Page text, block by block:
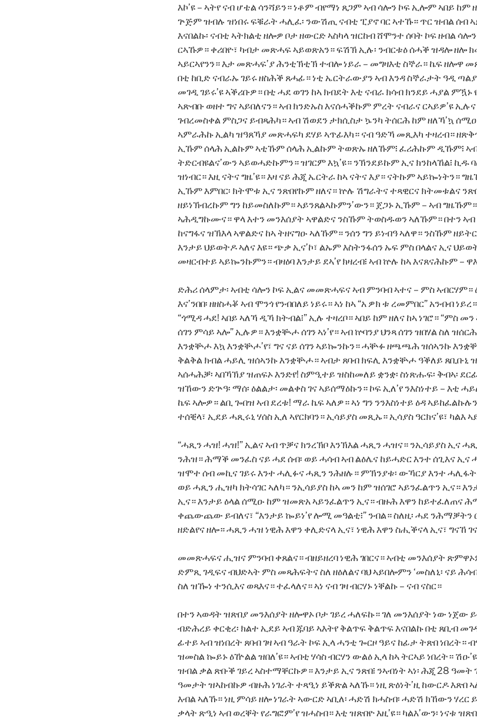
እኮ’ዩ – ኣትየ ናብ ሆቴል ሳንሻይን። ነቶም ብየማነ ጸጋም ኣብ ሳሎን ኮፍ ኢሎም ኣበይ ከም
ጕጅም ዝብሉ ዝነበሩ ፍቑራት ሓሊፈ፡ ንውሽጢ ናብቲ ፒያኖ ባር ኣተኹ። ጥር ዝብል ሰብ
እናበልኩ፡ ናብቲ ኣትክልቲ ዘሎዎ ቦታ ዘውርድ ኣስካላ ዝርከብ ሸሞንተ ሰባት ኮፍ ዘብል
ርኣኹዎ። ቀሪበዮ፣ ካብታ መጽሓፍ ኣይወጽአን። ፍሽኽ ኢሉ፡ ንብርቱዕ ሰሓቕ ዝዳሎ ዘሎ
ኣይርኣየንን። እታ መጽሓፍ’ያ ሕንቲኽቲኽ ተብሎ ነይራ – መግዛእቲ ስኞራ። ኬፍ ዘሎዋ
በቲ ከቢድ ናብራኡ ገይሩ ዘስሕቕ ጸሓፊ። ነቲ ኤርትራውያን ኣብ እንዳ ስኞራታት ዓዲ
መገዲ ገይሩ’ዩ ኣቕሪቡዎ። በቲ ሓደ ወገን ከኣ ክብደት እቲ ናብራ ክሳብ ክንደይ ሓያል ምዃኑ
ኣጽብቡ ወዘተ ግና ኣይበለናን። ኣብ ክንድኡስ እናሰሓቕኩም ምረት ናብራና ርኣይዎ’ዩ
ገብረመስቀል ምስጋና ይብጻሕካ። ኣብ ሽወደን ታክሲስታ ኴንካ ትሰርሕ ከም ዘለኻ’ኳ ሰሚዐ
ኣምራሕኩ ኢልካ ዝዓጸኻያ መጽሓፍካ ደሃይ ኣጥፊእካ። ናብ ዓድኻ መጺእካ ተዛረብ።
ኢኹም ሰላሕ ኢልኩም ኣቲኹም ሰላሕ ኢልኩም ትወጽኡ ዘለኹም፧ ፈሪሕኩም ዲኹም፧
ትድርብዩልና’ውን ኣይወሓድኩምን። ዝገርም እኳ’ዩ። ንኽንደይኩም ኢና ክንከላኸል፧ ኪዱ
ዝነብር። እዚ ናትና ግዜ’ዩ። እዛ ናይ ሕጂ ኤርትራ ከኣ ናትና እያ። ናትኩም ኣይኰነትን።
ኢኹም እምበር፡ ክትሞቱ ኢና ንጽበየኩም ዘለና። ኵሉ ሽግራትና ተጻዊርና ክትመቱልና
ዘይነኽብረኩም ግን ከይመስለኩም። ኣይንጸልኣኩምን’ውን። ጀጋኑ ኢኹም – ኣብ
ኣሕዲግኩሙና። ዋላ እተን መንእሰያት ኣዋልድና ንስኹም ትወስዱወን ኣለኹም። በተን
ከናግፋና ዝኽእላ ኣዋልድና ከኣ ትዘናግዑ ኣለኹም። ንሰን ግን ይነብዓ ኣለዋ። ንስኹም
እንታይ ህይወትዶ ኣለና እዩ። ጭቃ ኢና’ኮ፣ ልኡም እስትንፋሰን ኡፍ ምስ በላልና ኢና
መዛርብተይ ኣይኰንኩምን። ብዛዕባ እንታይ ደኣ’የ ክዛረብ፧ ኣብ ኵሉ ከኣ እናጸናሕኩም –
ድሕሪ ሰላምታ፡ ኣብቲ ሳሎን ኮፍ ኢልና መመጽሓፍና ኣብ ምንባብ ኣተና – ምስ ኣብርሃም።
እና’ንበበ፡ ዘዘስሓቖ ኣብ ሞንጎ የንብበለይ ነይሩ። ኣነ ከኣ “አ ዎክ ቱ ረመምበር” አንብብ
“ጎሚዳ ሓደ! ኣበይ ኣለኻ ዲኻ ክትብል፧” ኢሉ ተዛረቦ። ኣበይ ከም ዘለና ከኣ ነገሮ። “ምስ
ሰገን ምሳይ ኣሎ” ኢሉዎ። እንቋቚሖ ሰገን ኣነ’የ። ኣብ ኵባንያ ህንጻ ሰገን ዝበሃል ስለ
እንቋቝሖ እኳ እንቋቝሖ’የ፣ ግና ናይ ሰገን ኣይኰንኩን። ሓቝፉ ዘጫጫሕ ዝሰኣንኩ
ቅልቅል ክብል ሓይሊ ዝሰኣንኩ እንቋቝሖ። ኣብታ ጸባብ ክፍሊ እንቋቝሖ ዓቕለይ ጸቢቡኒ
ኣሰሓሕቓ፡ ኣበኻኽያ ዝጠፍኦ እንድየ! ስምዒተይ ዝስከመለይ ቋንቋ፡ ስነጽሑፍ፡ ቅብኣ፡
ዝኸውን ድጕዓ፡ ማሰ፡ ዕልልታ፡ መልቀስ ገና ኣይሰማዕኩን። ኮፍ ኢለ’የ ንእስነተይ – እቲ
ኬፍ ኣሎዎ። ልቢ ጐበዝ ኣብ ደረቱ! ማራ ኬፍ ኣለዎ። ኣነ ግን ንንእስነተይ ዕዳ
ተሰቒላ፣ ኢደይ ሓጺሩኒ ሃሰስ ኢለ ኣየርክባን። ኢሳይያስ መጺኡ። ኢሳያስ ዓርክና’ዩ፣ ካልእ
“ሓጺን ሓዝ! ሓዝ!” ኢልና ኣብ ጥቓና ክንረኽቦ እንኽእል ሓጺን ሓዝና። ንኢሳይያስ ኢና
ንሕዝ። ሕማቕ መንፈስ ናይ ሓደ ሰብ፡ ወይ ሓሳብ ኣብ ልዕሌና ከይሓድር እንተ ሰጊእና ኢና
ዝሞተ ሰብ መኪና ገይሩ እንተ ሓሊፉና ሓጺን ንሕዘሉ። ምኽንያቱ፡ ውኻርያ እንተ
ወይ ሓጺን ሒዝካ ክትሳገር ኣለካ። ንኢሳይያስ ከኣ መን ከም ዝሰገሮ ኣይንፈልጥን ኢና።
ኢና። እንታይ ዕላል ሰሚዑ ከም ዝመጽአ ኣይንፈልጥን ኢና። ብዙሕ እዋን ከይተፈለጠና
ቀጨውጨው ይብለና፣ “እንታይ ኰይነ’የ ሎሚ መዓልቲ፧” ንብል። ስለዚ፡ ሓደ ንሕማቓትን
ዘድልየና ዘሎ። ሓጺን ሓዝ ነዊሕ እዋን ቀሊድናላ ኢና፣ ነዊሕ እዋን ስሒቕናላ ኢና፣ ግናኸ
መመጽሓፍና ሒዝና ምንባብ ቀጸልና። ብዘይዘረባ ነዊሕ ገበርና። ኣብቲ መንእሰያት
ድምጺ ገዲፍና ብህድኣት ምስ መጻሕፍትና ስለ ዘዕለልና ባህ ኣይበሎምን ‘መስለኒ፡ ናይ
ስለ ዝዀነ ተንሲእና ወጻእና። ተፈላለና። ኣነ ናብ ገዛ ብርሃኑ ነቐልኩ – ናብ ናስር።
በተን ኣወዳት ዝጽበያ መንእሰያት ዘሎዋኦ ቦታ ገይረ ሓለፍኩ። ገለ መንእሰያት ነው ነጀው
ብድሕረይ ቀርቂረ፡ ክልተ ኢደይ ኣብ ጁባይ ኣእትየ ቅልጥፍ ቅልጥፍ እናበልኩ በቲ ጸቢብ
ፊተይ ኣብ ዝነበረት ጸባብ ገዛ ኣብ ዓራት ኮፍ ኢላ ሓንቲ ጐርዞ ዓይና ከፊታ ትጽበ
ዝመስል ኰይኑ ዕዅልል ዝበለ’ዩ። ኣብቲ ሃሳስ ብርሃን ውልዕ ኢላ ከኣ ትርኣይ ነበረት።
ዝብል ቃል ጽቡቕ ገይረ ኣስተማቐርኩዎ። እንታይ ኢና ንጽበ፧ ንኣብነት ኣነ፡ ሕጂ 28 ዓመት
ዓመታት ዝኣከብኩዎ ብዙሕ ነገራት ተጻዒነ ይቕጽል ኣለኹ። ነዚ ጽዕነት’ዚ ከውርዶ እጽበ
እብል ኣለኹ። ነዚ ምሳይ ዘሎ ነገራት ኣውርድ ኣቢለ፡ ሓድሽ ክሓስብ፡ ሓድሽ ክኸውን ሃረር
ቃላት ጽዒነ ኣብ ወረቐት የራግፎም’የ ዝሓስብ። እቲ ዝጽበዮ እዚ’ዩ። ካልእ’ውን፡ ነናቱ